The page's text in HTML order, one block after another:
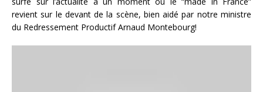
revient sur le devant de la scène, bien aidé par notre ministre
du Redressement Productif Arnaud Montebourg!